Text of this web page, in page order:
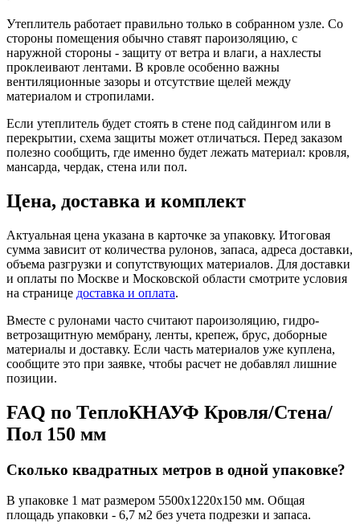
Утеплитель работает правильно только в собранном узле. Со
стороны помещения обычно ставят пароизоляцию, с
наружной стороны - защиту от ветра и влаги, а нахлесты
проклеивают лентами. В кровле особенно важны
вентиляционные зазоры и отсутствие щелей между
материалом и стропилами.
Если утеплитель будет стоять в стене под сайдингом или в
перекрытии, схема защиты может отличаться. Перед заказом
полезно сообщить, где именно будет лежать материал: кровля,
мансарда, чердак, стена или пол.
Цена, доставка и комплект
Актуальная цена указана в карточке за упаковку. Итоговая
сумма зависит от количества рулонов, запаса, адреса доставки,
объема разгрузки и сопутствующих материалов. Для доставки
и оплаты по Москве и Московской области смотрите условия
на странице доставка и оплата.
Вместе с рулонами часто считают пароизоляцию, гидро-
ветрозащитную мембрану, ленты, крепеж, брус, доборные
материалы и доставку. Если часть материалов уже куплена,
сообщите это при заявке, чтобы расчет не добавлял лишние
позиции.
FAQ по ТеплоКНАУФ Кровля/Стена/
Пол 150 мм
Сколько квадратных метров в одной упаковке?
В упаковке 1 мат размером 5500x1220x150 мм. Общая
площадь упаковки - 6,7 м2 без учета подрезки и запаса.